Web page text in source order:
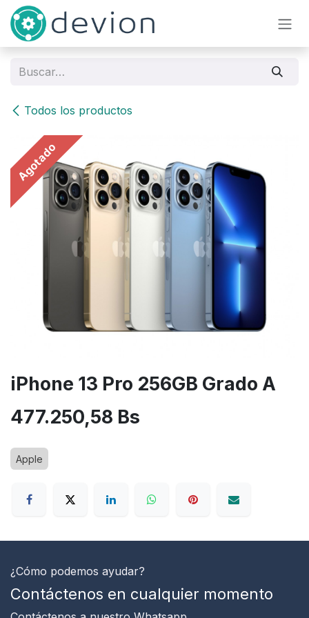
Ir al contenido
Todos los productos
Agotado
iPhone 13 Pro 256GB Grado A
477.250,58 Bs
Apple
¿Cómo podemos ayudar?
Contáctenos en cualquier momento